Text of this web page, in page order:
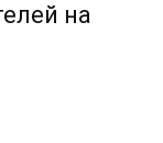
на